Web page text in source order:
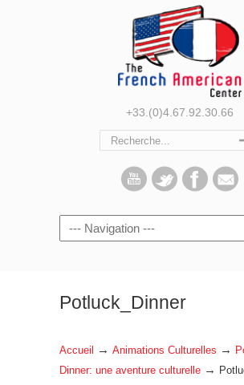
+33.(0)4.67.92.30.66
Navigation
Potluck_Dinner
Accueil → Animations Culturelles →
Dinner: une aventure culturelle →